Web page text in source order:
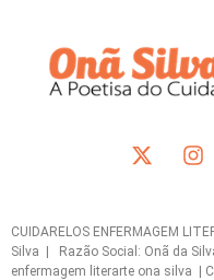
CUIDARELOS ENFERMAGEM
Silva | Razão Social: Onã da
enfermagem literarte ona silva |